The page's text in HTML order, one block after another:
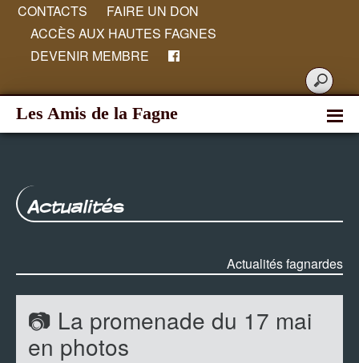
CONTACTS
FAIRE UN DON
ACCÈS AUX HAUTES FAGNES
DEVENIR MEMBRE
Les Amis de la Fagne
Actualités
Actualités fagnardes
📷 La promenade du 17 mai
en photos